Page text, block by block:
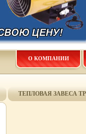
О КОМПАНИИ
ТЕПЛОВАЯ ЗАВЕСА